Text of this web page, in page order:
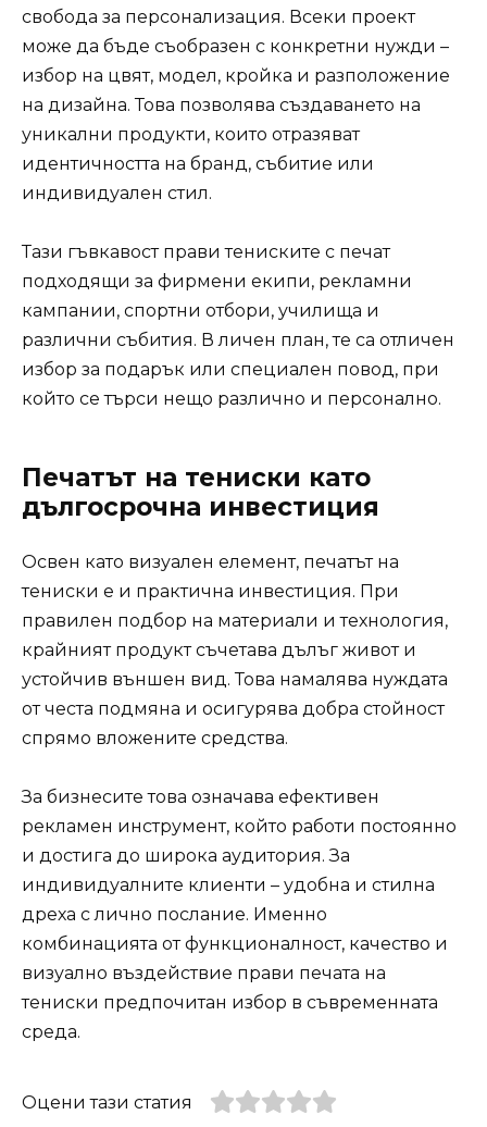
свобода за персонализация. Всеки проект
може да бъде съобразен с конкретни нужди –
избор на цвят, модел, кройка и разположение
на дизайна. Това позволява създаването на
уникални продукти, които отразяват
идентичността на бранд, събитие или
индивидуален стил.
Тази гъвкавост прави тениските с печат
подходящи за фирмени екипи, рекламни
кампании, спортни отбори, училища и
различни събития. В личен план, те са отличен
избор за подарък или специален повод, при
който се търси нещо различно и персонално.
Печатът на тениски като
дългосрочна инвестиция
Освен като визуален елемент, печатът на
тениски е и практична инвестиция. При
правилен подбор на материали и технология,
крайният продукт съчетава дълъг живот и
устойчив външен вид. Това намалява нуждата
от честа подмяна и осигурява добра стойност
спрямо вложените средства.
За бизнесите това означава ефективен
рекламен инструмент, който работи постоянно
и достига до широка аудитория. За
индивидуалните клиенти – удобна и стилна
дреха с лично послание. Именно
комбинацията от функционалност, качество и
визуално въздействие прави печата на
тениски предпочитан избор в съвременната
среда.
Оцени тази статия